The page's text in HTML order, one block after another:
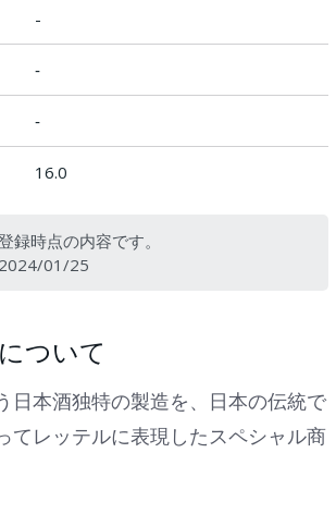
-
‐
‐
16.0
録時点の内容です。
01/25
ついて
日本酒独特の製造を、日本の伝統で
てレッテルに表現したスペシャル商